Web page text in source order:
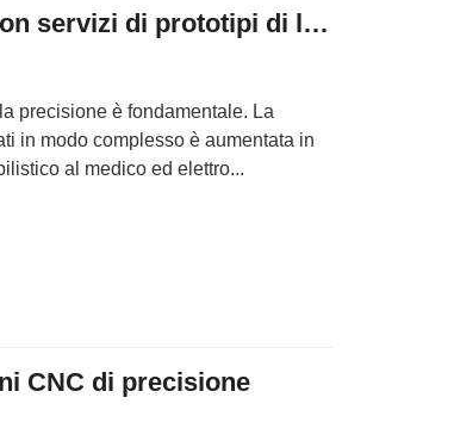
Produzione di precisione con servizi di prototipi di lavorazione CNC
precisione è fondamentale. La
in modo complesso è aumentata in
al medico ed elettro...
CNC di precisione